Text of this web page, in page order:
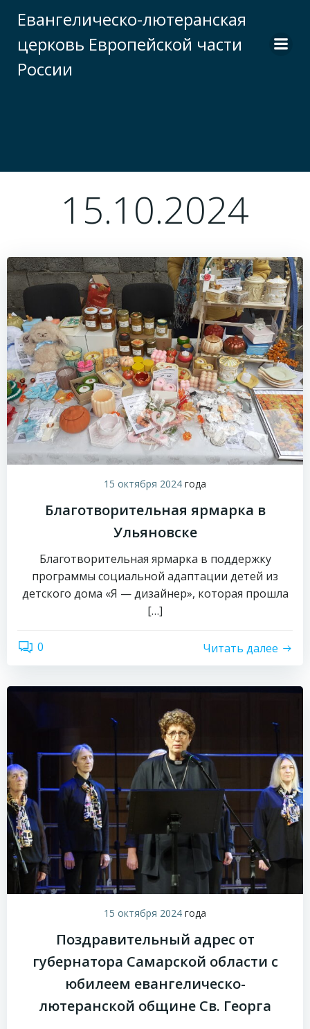
к
содержимому
Евангелическо-лютеранская
церковь Европейской части
России
15.10.2024
15 октября 2024 года
Благотворительная ярмарка в
Ульяновске
Благотворительная ярмарка в поддержку
программы социальной адаптации детей из
детского дома «Я — дизайнер», которая прошла
[…]
0 Читать далее
15 октября 2024 года
Поздравительный адрес от
губернатора Самарской области с
юбилеем евангелическо-
лютеранской общине Св. Георга